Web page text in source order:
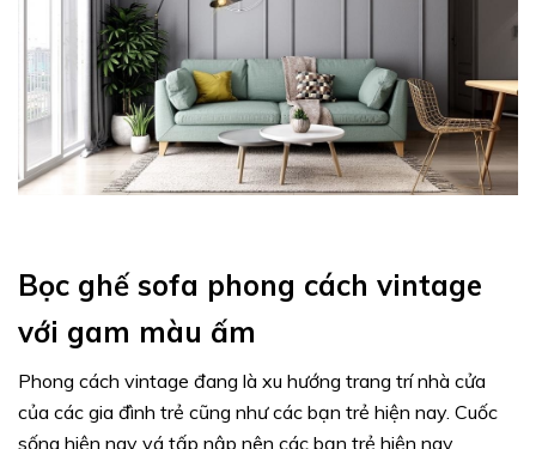
Bọc ghế sofa phong cách vintage
với gam màu ấm
Phong cách vintage đang là xu hướng trang trí nhà cửa
của các gia đình trẻ cũng như các bạn trẻ hiện nay. Cuốc
sống hiện nay vá tấp nập nên các bạn trẻ hiện nay